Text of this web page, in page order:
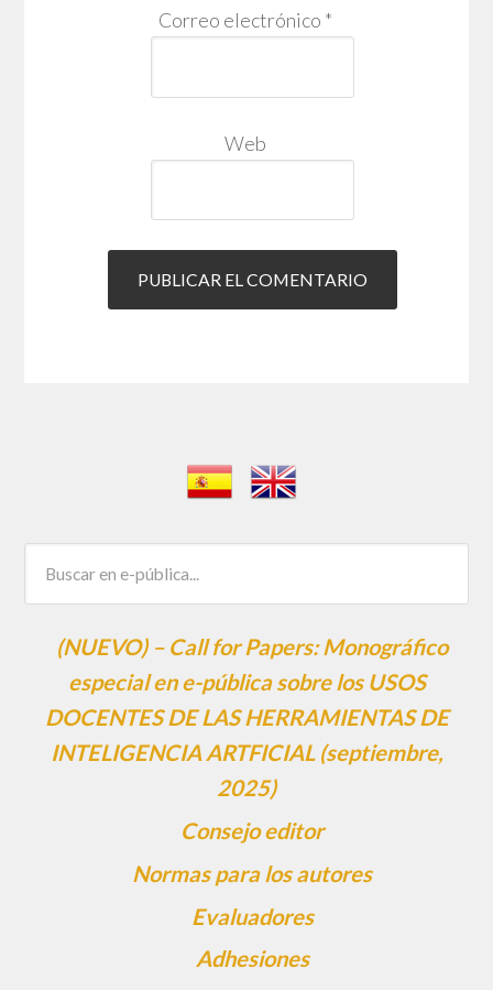
Correo electrónico *
Web
(NUEVO) – Call for Papers: Monográfico
especial en e-pública sobre los USOS
DOCENTES DE LAS HERRAMIENTAS DE
INTELIGENCIA ARTFICIAL (septiembre,
2025)
Consejo editor
Normas para los autores
Evaluadores
Adhesiones